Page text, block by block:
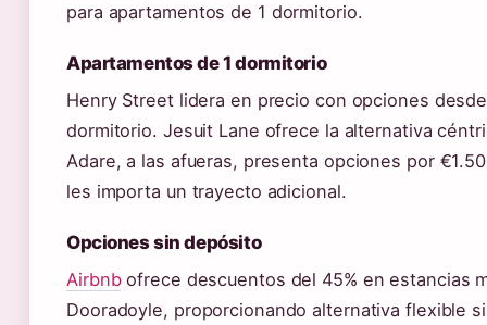
para apartamentos de 1 dormitorio.
Apartamentos de 1 dormitorio
Henry Street lidera en precio con opciones
dormitorio. Jesuit Lane ofrece la alternativa
Adare, a las afueras, presenta opciones por
les importa un trayecto adicional.
Opciones sin depósito
Airbnbofrece descuentos del 45% en estancias
Dooradoyle, proporcionando alternativa flexible